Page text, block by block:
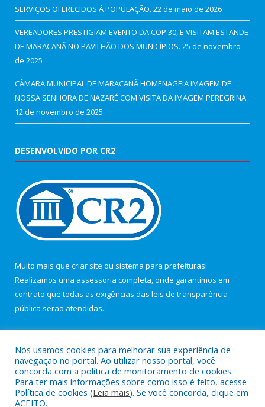
SERVIÇOS OFERECIDOS Á POPULAÇÃO. 22 de maio de 2026
VEREADORES PRESTIGIAM EVENTO DA COP 30, E VISITAM ESTANDE
DE MARACANÃ NO PAVILHÃO DOS MUNICÍPIOS. 25 de novembro
de 2025
CÂMARA MUNICIPAL DE MARACANÃ HOMENAGEIA IMAGEM DE
NOSSA SENHORA DE NAZARÉ COM VISITA DA IMAGEM PEREGRINA.
12 de novembro de 2025
DESENVOLVIDO POR CR2
Muito mais que criar site ou sistema para prefeituras!
Realizamos uma assessoria completa, onde garantimos em
contrato que todas as exigências das leis de transparência
pública serão atendidas.
Todos os direitos reservados a Câmara Municipal de Maracanã.
Nós usamos cookies para melhorar sua experiência de
navegação no portal. Ao utilizar nosso portal, você
concorda com a política de monitoramento de cookies.
Para ter mais informações sobre como isso é feito, acesse
Política de cookies (Leia mais). Se você concorda, clique em
ACEITO.